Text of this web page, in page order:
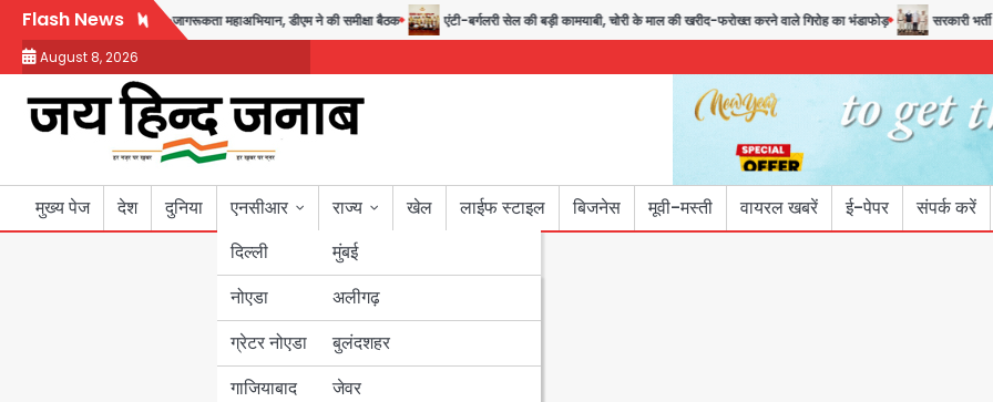
Skip
content
Flash News
तक चलेगा जन-जागरूकता महाअभियान, डीएम ने की समीक्षा बैठक एंटी-बर्गलरी सेल की बड़ी कामयाबी, चोरी के माल की खरीद-फरोख्त करने वाले गिरोह का भंडाफोड़ सरकारी भर्ती
August 8, 2026
मुख्य पेज देश दुनिया
एनसीआर
दिल्ली
नोएडा
ग्रेटर नोएडा
गाजियाबाद
राज्य
मुंबई
उत्तर प्रदेश
अलीगढ़
बुलंदशहर
जेवर
बिहार
पंजाब
खेल लाईफ स्टाइल बिजनेस मूवी-मस्ती वायरल खबरें ई-पेपर संपर्क करें